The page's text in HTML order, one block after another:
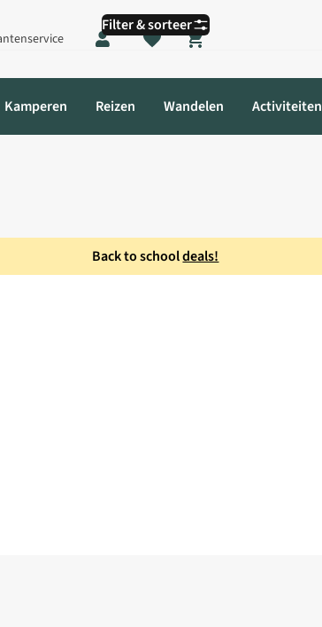
Shopping cart
Kamperen Reizen Wandelen Activiteiten
Back to schooldeals!
Filter & sorteer